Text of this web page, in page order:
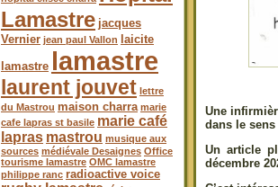
Lamastre jacques
Vernier jean paul Vallon
laicite
lamastre lamastre
laurent jouvet lettre
du Mastrou maison charra marie
cafe lapras st basile marie café
lapras mastrou musique aux
sources médiévale Desaignes Office
tourisme lamastre OMC lamastre
philippe ranc radioactive voice
Une
dans le
Un article
décembre